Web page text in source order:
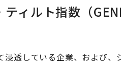
ィルト指数（
透している企業、および、